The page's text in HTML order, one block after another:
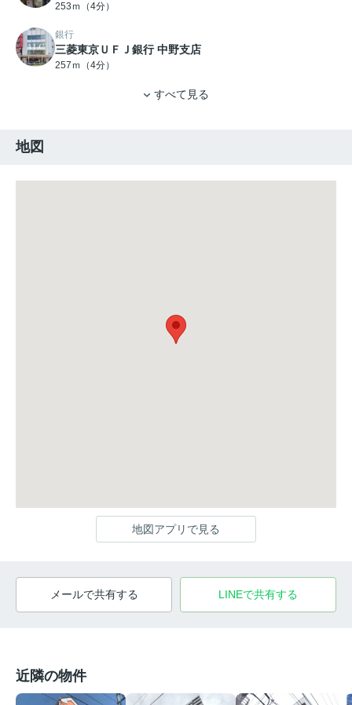
253ｍ（4分）
銀行
三菱東京ＵＦＪ銀行 中野支店
257ｍ（4分）
すべて見る
地図
地図アプリで見る
メールで共有する LINEで共有する
近隣の物件